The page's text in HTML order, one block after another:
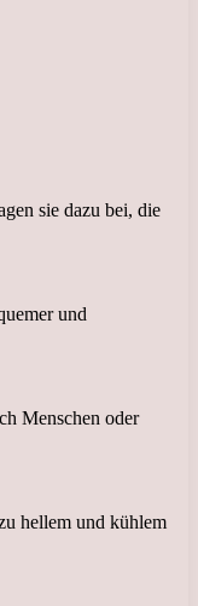
sie dazu bei, die
und
Menschen oder
hellem und kühlem